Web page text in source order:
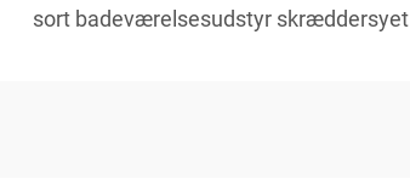
sort badeværelsesudstyr skræddersyet